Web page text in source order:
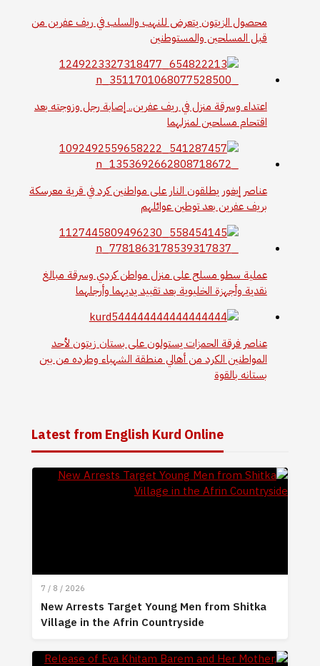
محصول الزيتون يتعرض للنهب والسلب في ريف عفرين من
قبل المسلحين والمستوطنين
اعتداء وسرقة منزل في ريف عفرين.. إصابة رجل وزوجته بعد
اقتحام مسلحين لمنزلهما
عناصر إيغور يطلقون النار على مواطنين كرد في قرية معرسكة
بريف عفرين بعد توطين عوائلهم
عملية سطو مسلح على منزل مواطن كردي وسرقة مبالغ
نقدية وأجهزة الخليوية بعد تقييد يديهما وأرجلهما
عناصر فرقة الحمزات يستولون على بستان زيتون لأحد
المواطنين الكرد من أهالي منطقة الشهباء وطرده من بين
بستانه بالقوة
Latest from English Kurd Online
7 / 8 / 2026
New Arrests Target Young Men from Shitka
Village in the Afrin Countryside